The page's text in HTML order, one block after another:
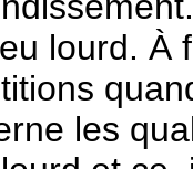
lourd. À
les